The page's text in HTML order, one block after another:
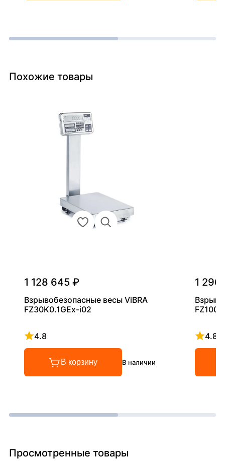
Похожие товары
1 128 645 ₽
Взрывобезопасные весы ViBRA
FZ30K0.1GEx-i02
4.8
Рейтинг 4.8 из 5
В корзину В наличии
1 296
4.8
Просмотренные товары